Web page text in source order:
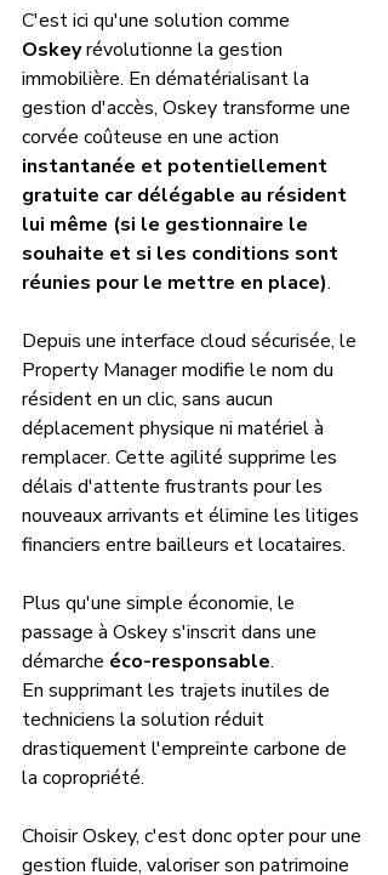
C'est ici qu'une solution comme
Oskey révolutionne la gestion
immobilière. En dématérialisant la
gestion d'accès, Oskey transforme une
corvée coûteuse en une action
instantanée et potentiellement
gratuite car délégable au résident
lui même (si le gestionnaire le
souhaite et si les conditions sont
réunies pour le mettre en place).
Depuis une interface cloud sécurisée, le
Property Manager modifie le nom du
résident en un clic, sans aucun
déplacement physique ni matériel à
remplacer. Cette agilité supprime les
délais d'attente frustrants pour les
nouveaux arrivants et élimine les litiges
financiers entre bailleurs et locataires.
Plus qu'une simple économie, le
passage à Oskey s'inscrit dans une
démarche éco-responsable.
En supprimant les trajets inutiles de
techniciens la solution réduit
drastiquement l'empreinte carbone de
la copropriété.
Choisir Oskey, c'est donc opter pour une
gestion fluide, valoriser son patrimoine